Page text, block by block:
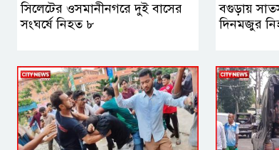
সিলেটের ওসমানীনগরে দুই বাসের
সংঘর্ষে নিহত ৮
বগুড়ায়
দিনমজুর